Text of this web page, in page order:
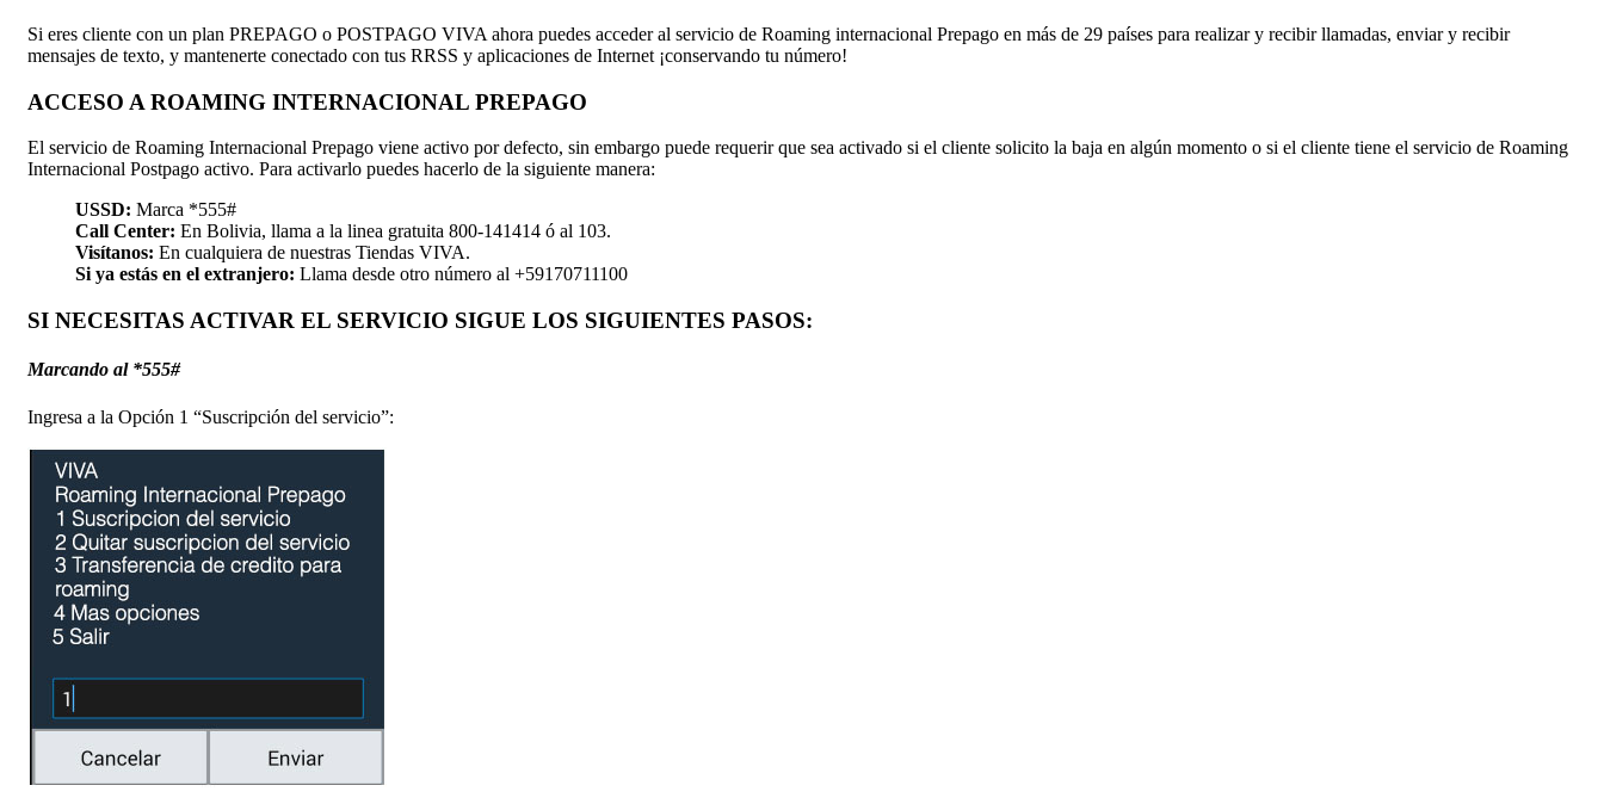
Si eres cliente con un plan PREPAGO o POSTPAGO VIVA ahora puedes acceder al servicio de Roaming internacional Prepago en más de 29 países para realizar y recibir llamadas, enviar y recibir
mensajes de texto, y mantenerte conectado con tus RRSS y aplicaciones de Internet ¡conservando tu número!
ACCESO A ROAMING INTERNACIONAL PREPAGO
El servicio de Roaming Internacional Prepago viene activo por defecto, sin embargo puede requerir que sea activado si el cliente solicito la baja en algún momento o si el cliente tiene el servicio de Roaming
Internacional Postpago activo. Para activarlo puedes hacerlo de la siguiente manera:
USSD: Marca *555#
Call Center: En Bolivia, llama a la linea gratuita 800-141414 ó al 103.
Visítanos: En cualquiera de nuestras Tiendas VIVA.
Si ya estás en el extranjero: Llama desde otro número al +59170711100
SI NECESITAS ACTIVAR EL SERVICIO SIGUE LOS SIGUIENTES PASOS:
Marcando al *555#
Ingresa a la Opción 1 “Suscripción del servicio”: